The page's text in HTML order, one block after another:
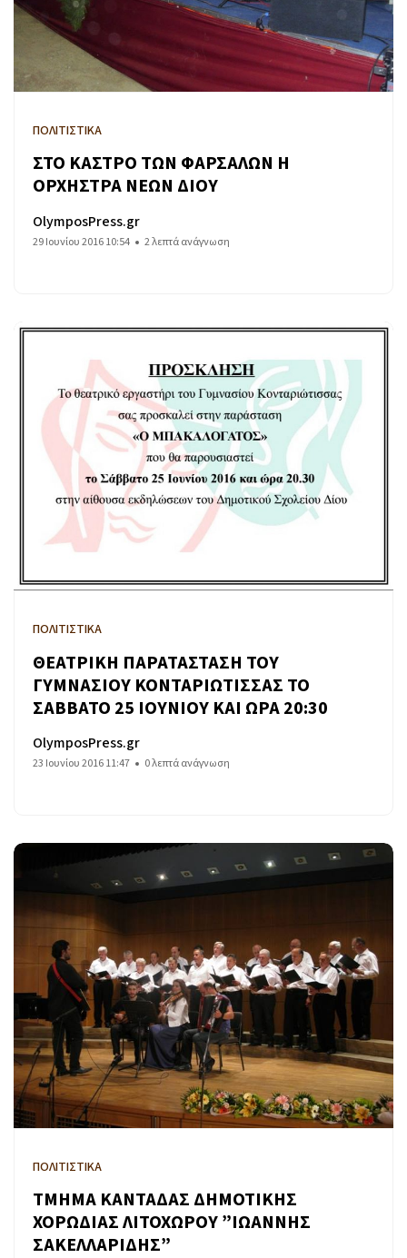
ΠΟΛΙΤΙΣΤΙΚΑ
ΣΤΟ ΚΑΣΤΡΟ ΤΩΝ ΦΑΡΣΑΛΩΝ Η
ΟΡΧΗΣΤΡΑ ΝΕΩΝ ΔΙΟΥ
OlymposPress.gr
29 Ιουνίου 2016 10:54 2 λεπτά ανάγνωση
ΠΟΛΙΤΙΣΤΙΚΑ
ΘΕΑΤΡΙΚΗ ΠΑΡΑΤΑΣΤΑΣΗ ΤΟΥ
ΓΥΜΝΑΣΙΟΥ ΚΟΝΤΑΡΙΩΤΙΣΣΑΣ ΤΟ
ΣΑΒΒΑΤΟ 25 ΙΟΥΝΙΟΥ ΚΑΙ ΩΡΑ 20:30
OlymposPress.gr
23 Ιουνίου 2016 11:47 0 λεπτά ανάγνωση
ΠΟΛΙΤΙΣΤΙΚΑ
ΤΜΗΜΑ ΚΑΝΤΑΔΑΣ ΔΗΜΟΤΙΚΗΣ
ΧΟΡΩΔΙΑΣ ΛΙΤΟΧΩΡΟΥ ”ΙΩΑΝΝΗΣ
ΣΑΚΕΛΛΑΡΙΔΗΣ”